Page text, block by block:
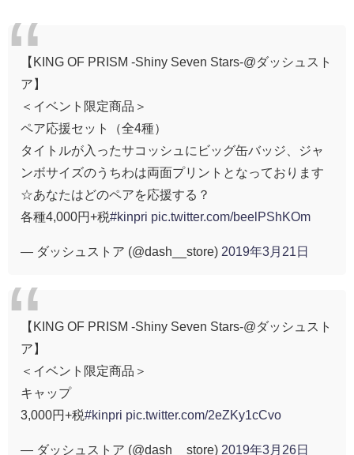
【KING OF PRISM -Shiny Seven Stars-@ダッシュスト
ア】
＜イベント限定商品＞
ペア応援セット（全4種）
タイトルが入ったサコッシュにビッグ缶バッジ、ジャ
ンボサイズのうちわは両面プリントとなっております
☆あなたはどのペアを応援する？
各種4,000円+税#kinpri pic.twitter.com/beelPShKOm
— ダッシュストア (@dash__store) 2019年3月21日
【KING OF PRISM -Shiny Seven Stars-@ダッシュスト
ア】
＜イベント限定商品＞
キャップ
3,000円+税#kinpri pic.twitter.com/2eZKy1cCvo
— ダッシュストア (@dash__store) 2019年3月26日